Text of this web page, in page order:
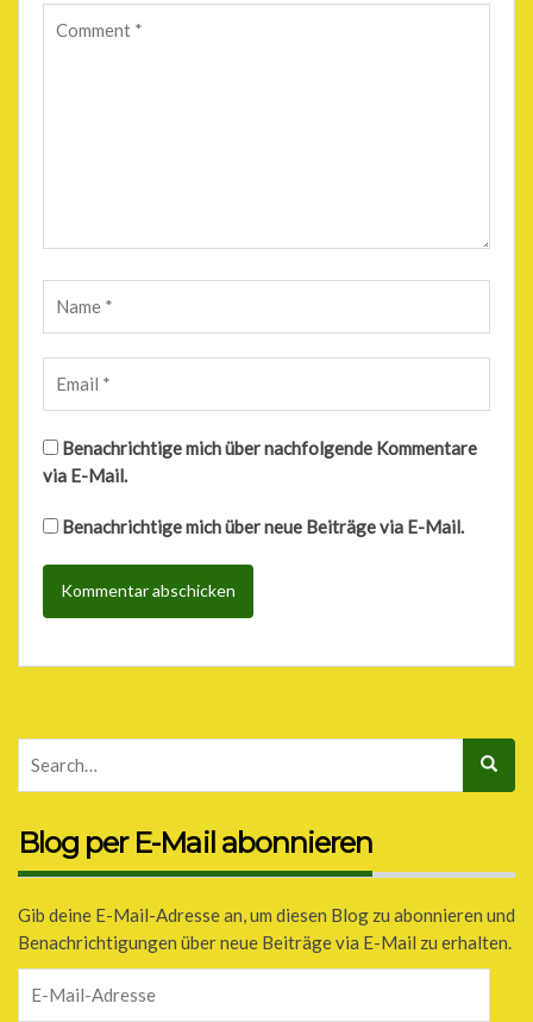
Benachrichtige mich über nachfolgende Kommentare
via E-Mail.
Benachrichtige mich über neue Beiträge via E-Mail.
Blog per E-Mail abonnieren
Gib deine E-Mail-Adresse an, um diesen Blog zu abonnieren und
Benachrichtigungen über neue Beiträge via E-Mail zu erhalten.
Mail-